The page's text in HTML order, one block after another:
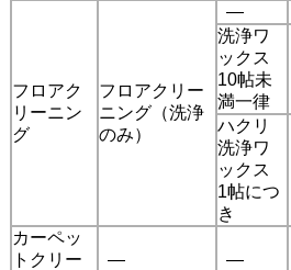
フロアク
リーニン
グ
フロアクリー
ニング（洗浄
のみ）
―
洗浄ワ
ックス
10帖未
満一律
ハクリ
洗浄ワ
ックス
1帖につ
き
カーペッ
トクリー
― ―